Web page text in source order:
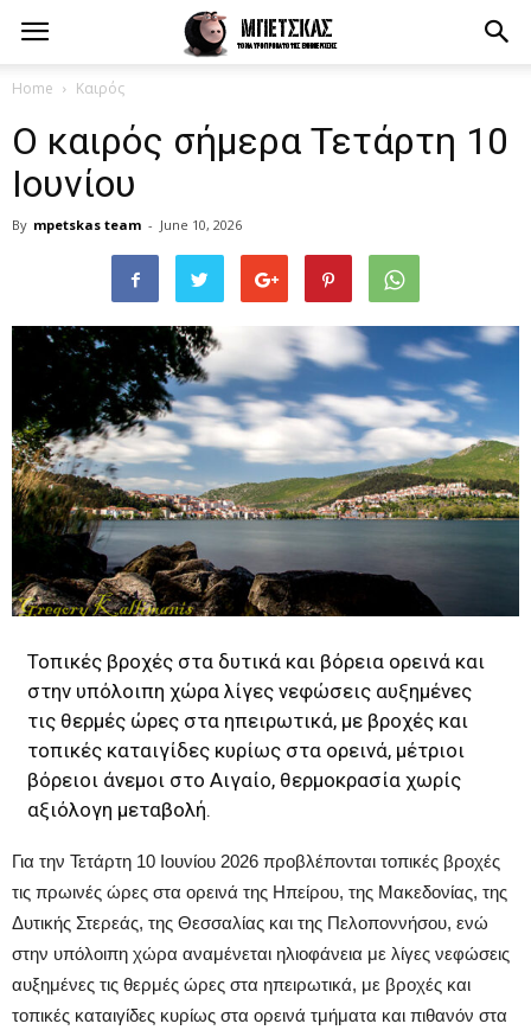
Home Καιρός
Ο καιρός σήμερα Τετάρτη 10
Ιουνίου
By mpetskas team - June 10, 2026
Τοπικές βροχές στα δυτικά και βόρεια ορεινά και
στην υπόλοιπη χώρα λίγες νεφώσεις αυξημένες
τις θερμές ώρες στα ηπειρωτικά, με βροχές και
τοπικές καταιγίδες κυρίως στα ορεινά, μέτριοι
βόρειοι άνεμοι στο Αιγαίο, θερμοκρασία χωρίς
αξιόλογη μεταβολή.
Για την Τετάρτη 10 Ιουνίου 2026 προβλέπονται τοπικές βροχές
τις πρωινές ώρες στα ορεινά της Ηπείρου, της Μακεδονίας, της
Δυτικής Στερεάς, της Θεσσαλίας και της Πελοποννήσου, ενώ
στην υπόλοιπη χώρα αναμένεται ηλιοφάνεια με λίγες νεφώσεις
αυξημένες τις θερμές ώρες στα ηπειρωτικά, με βροχές και
τοπικές καταιγίδες κυρίως στα ορεινά τμήματα και πιθανόν στα